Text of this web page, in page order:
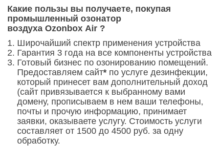
Какие пользы вы получаете, покупая
промышленный озонатор
воздуха Ozonbox Air ?
Широчайший спектр применения устройства
Гарантия 3 года на все компоненты устройства
Готовый бизнес по озонированию помещений.
Предоставляем сайт* по услуге дезинфекции,
который принесет вам дополнительный доход
(сайт привязывается к выбранному вами
домену, прописываем в нем ваши телефоны,
почты и прочую информацию, принимает
заявки, оказываете услугу. Стоимость услуги
составляет от 1500 до 4500 руб. за одну
обработку.